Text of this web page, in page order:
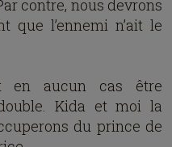
contre, nous devrons
que l’ennemi n’ait le
en aucun cas être
Kida et moi la
du prince de